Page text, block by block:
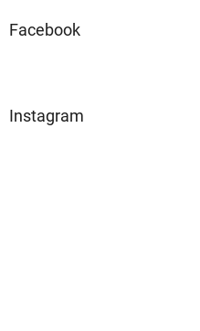
Facebook
Instagram